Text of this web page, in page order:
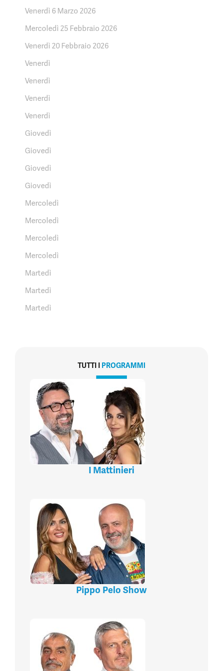
Venerdì 6 Marzo 2026
Mercoledì 25 Febbraio 2026
Venerdì 20 Febbraio 2026
Venerdì
Venerdì
Venerdì
Venerdì
Giovedì
Giovedì
Giovedì
Giovedì
Mercoledì
Mercoledì
Mercoledì
Mercoledì
Martedì
Martedì
Martedì
TUTTI I PROGRAMMI
I Mattinieri
Pippo Pelo Show